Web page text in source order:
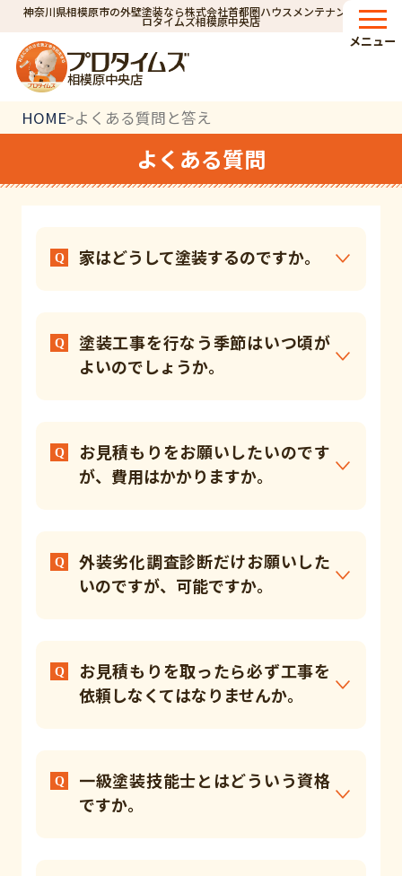
神奈川県相模原市の外壁塗装なら株式会社首都圏ハウスメンテナンス｜プ
ロタイムズ相模原中央店
相模原中央店
メニュー
HOME>よくある質問と答え
よくある質問
家はどうして塗装するのですか。
塗装工事を行なう季節はいつ頃が
よいのでしょうか。
お見積もりをお願いしたいのです
が、費用はかかりますか。
外装劣化調査診断だけお願いした
いのですが、可能ですか。
お見積もりを取ったら必ず工事を
依頼しなくてはなりませんか。
一級塗装技能士とはどういう資格
ですか。